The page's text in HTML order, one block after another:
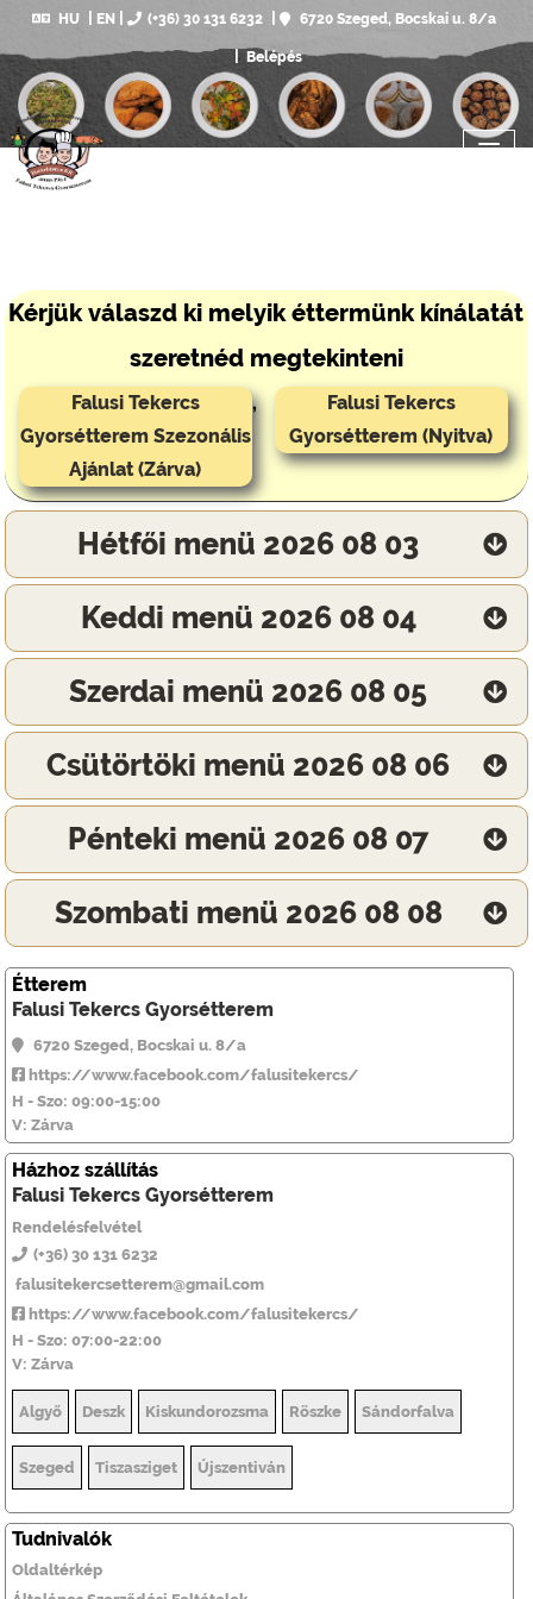
HU EN (+36) 30 131 6232 6720 Szeged, Bocskai u. 8/a
Belépés
Kérjük válaszd ki melyik éttermünk kínálatát
szeretnéd megtekinteni
Falusi Tekercs
Gyorsétterem Szezonális
Ajánlat (Zárva)
,
Falusi Tekercs
Gyorsétterem (Nyitva)
Hétfői menü 2026 08 03
Keddi menü 2026 08 04
Szerdai menü 2026 08 05
Csütörtöki menü 2026 08 06
Pénteki menü 2026 08 07
Szombati menü 2026 08 08
Étterem
Falusi Tekercs Gyorsétterem
6720 Szeged, Bocskai u. 8/a
https://www.facebook.com/falusitekercs/
H - Szo: 09:00-15:00
V: Zárva
Házhoz szállítás
Falusi Tekercs Gyorsétterem
Rendelésfelvétel
(+36) 30 131 6232
falusitekercsetterem@gmail.com
https://www.facebook.com/falusitekercs/
H - Szo: 07:00-22:00
V: Zárva
Algyő Deszk Kiskundorozsma Röszke Sándorfalva
Szeged Tiszasziget Újszentiván
Tudnivalók
Oldaltérkép